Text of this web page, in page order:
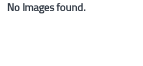
No Images found.